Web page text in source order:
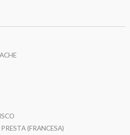
(FRANCESA)